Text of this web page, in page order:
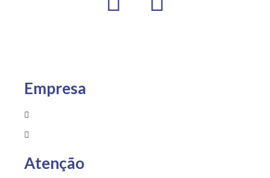
Empresa
Atenção